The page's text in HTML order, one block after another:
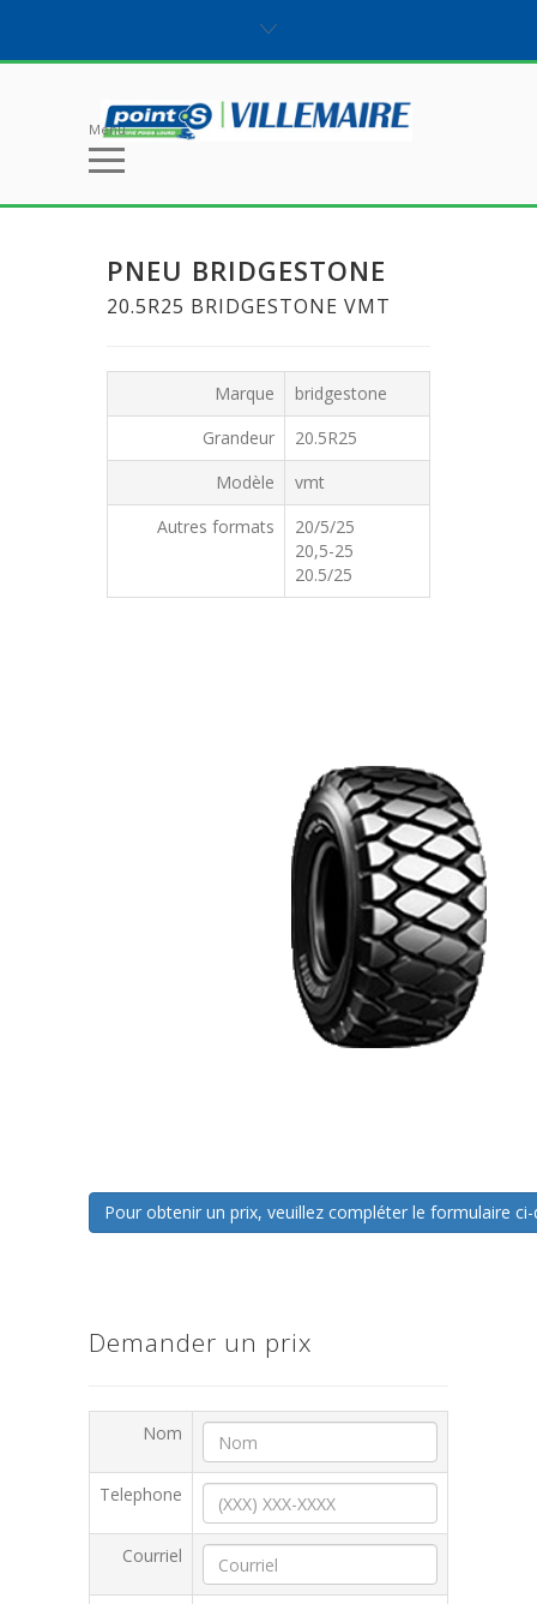
Menu
PNEU BRIDGESTONE
20.5R25 BRIDGESTONE VMT
Marque
bridgestone
Grandeur
20.5R25
Modèle
vmt
Autres formats
20/5/25
20,5-25
20.5/25
Pour obtenir un prix, veuillez compléter le formulaire
Demander un prix
Nom
Telephone
Courriel